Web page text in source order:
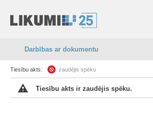
Darbības ar dokumentu
Tiesību akts: zaudējis spēku
Tiesību akts ir zaudējis spēku.